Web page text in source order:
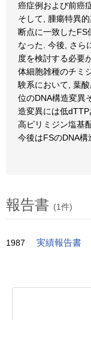
癌症例および前癌
そして, 腫瘍特異
断点に一致したFS
なった. 今後, さら
度を検討する必要
体細胞雑種のチミ
験系において, 葉
位のDNA構造変異
造変異には低
高ピリミジン塩基
今後はFSのDNA構
報告書 (1件)
1987 実績報告書